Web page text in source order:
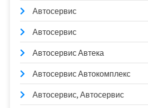
Автосервис
Автосервис
Автосервис Автека
Автосервис Автокомплекс
Автосервис, Автосервис